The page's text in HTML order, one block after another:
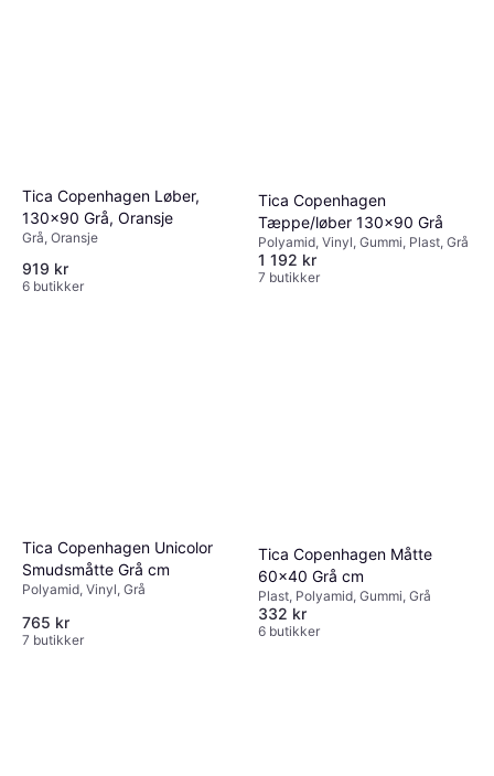
Tica Copenhagen Løber,
130x90 Grå, Oransje
Grå, Oransje
919 kr
6 butikker
Tica Copenhagen
Tæppe/løber 130x90 Grå
Polyamid, Vinyl, Gummi, Plast, Grå
1 192 kr
7 butikker
Tica Copenhagen Unicolor
Smudsmåtte Grå cm
Polyamid, Vinyl, Grå
765 kr
7 butikker
Tica Copenhagen Måtte
60x40 Grå cm
Plast, Polyamid, Gummi, Grå
332 kr
6 butikker